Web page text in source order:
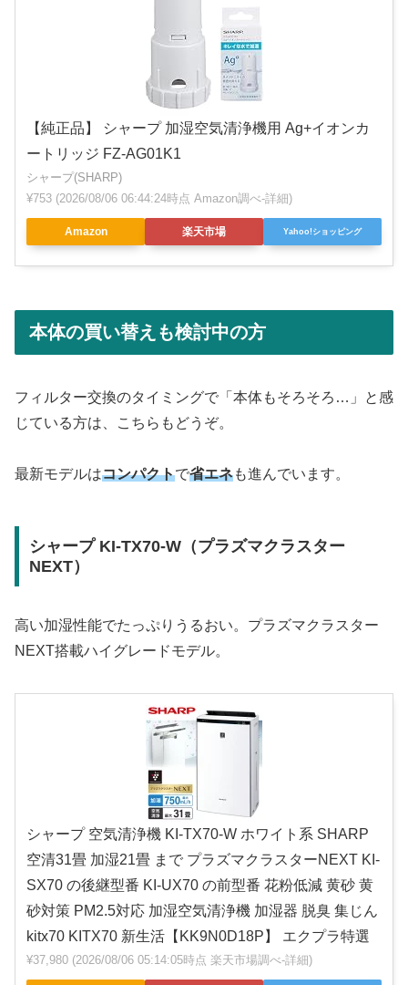
【純正品】 シャープ 加湿空気清浄機用 Ag+イオンカ
ートリッジ FZ-AG01K1
シャープ(SHARP)
¥753 (2026/08/06 06:44:24時点 Amazon調べ-詳細)
Amazon 楽天市場 Yahoo!ショッピング
本体の買い替えも検討中の方
フィルター交換のタイミングで「本体もそろそろ…」と感
じている方は、こちらもどうぞ。
最新モデルはコンパクトで省エネも進んでいます。
シャープ KI-TX70-W（プラズマクラスター
NEXT）
高い加湿性能でたっぷりうるおい。プラズマクラスター
NEXT搭載ハイグレードモデル。
シャープ 空気清浄機 KI-TX70-W ホワイト系 SHARP
空清31畳 加湿21畳 まで プラズマクラスターNEXT KI-
SX70 の後継型番 KI-UX70 の前型番 花粉低減 黄砂 黄
砂対策 PM2.5対応 加湿空気清浄機 加湿器 脱臭 集じん
kitx70 KITX70 新生活【KK9N0D18P】 エクプラ特選
¥37,980 (2026/08/06 05:14:05時点 楽天市場調べ-詳細)